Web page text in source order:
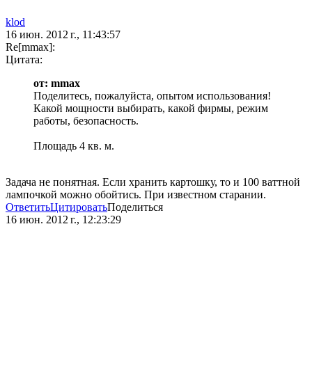
klod
16 июн. 2012 г., 11:43:57
Re[mmax]:
Цитата:
от: mmax
Поделитесь, пожалуйста, опытом использования!
Какой мощности выбирать, какой фирмы, режим
работы, безопасность.
Площадь 4 кв. м.
Задача не понятная. Если хранить картошку, то и 100 ваттной
лампочкой можно обойтись. При известном старании.
ОтветитьЦитироватьПоделиться
16 июн. 2012 г., 12:23:29